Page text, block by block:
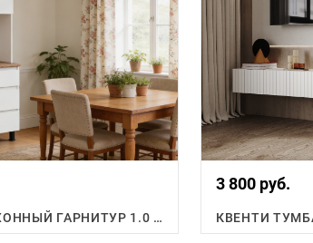
ФЛОРЕН КУХОННЫЙ ГАРНИТУР 1.0 М.
3 800 руб.